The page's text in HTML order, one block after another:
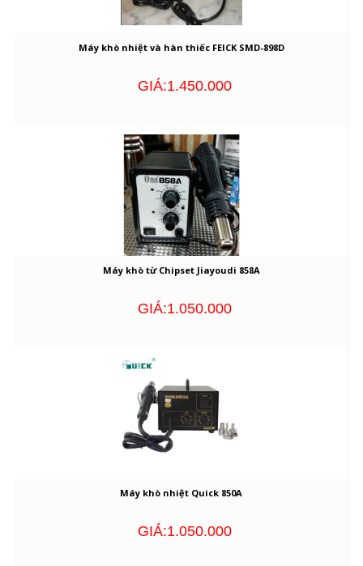
Máy khò nhiệt và hàn thiếc FEICK SMD-898D
GIÁ:1.450.000
Máy khò từ Chipset Jiayoudi 858A
GIÁ:1.050.000
Máy khò nhiệt Quick 850A
GIÁ:1.050.000